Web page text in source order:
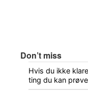
Don’t miss
Hvis du ikke
ting du kan